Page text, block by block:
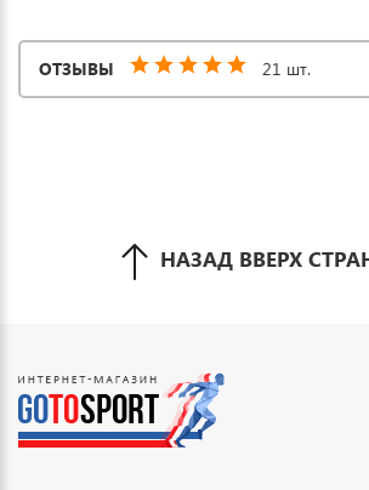
ОТЗЫВЫ 21 шт.
НАЗАД ВВЕРХ